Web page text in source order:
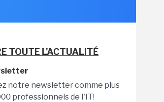
TOUTE L'ACTUALITÉ
notre newsletter comme plus
professionnels de l'IT!